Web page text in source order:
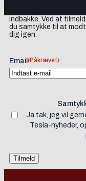
indbakke. Ved at
du samtykke til at
dig igen.
Email (Påkrævet)
Ja tak, jeg vil
Tesla-nyheder,